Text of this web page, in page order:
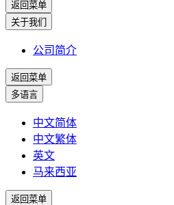
返回菜单
关于我们
公司简介
返回菜单
多语言
中文简体
中文繁体
英文
马来西亚
返回菜单